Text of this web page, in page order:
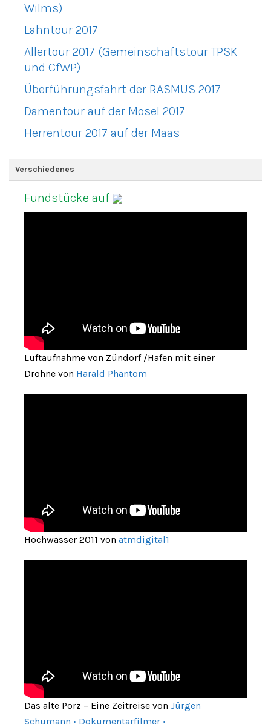
Wilms)
Lahntour 2017
Allertour 2017 (Gemeinschaftstour TPSK
und CfWP)
Überführungsfahrt der RASMUS 2017
Damentour auf der Mosel 2017
Herrentour 2017 auf der Maas
Verschiedenes
Fundstücke auf
Luftaufnahme von Zündorf /Hafen mit einer
Drohne von Harald Phantom
Hochwasser 2011 von atmdigital1
Das alte Porz – Eine Zeitreise von Jürgen
Schumann • Dokumentarfilmer •